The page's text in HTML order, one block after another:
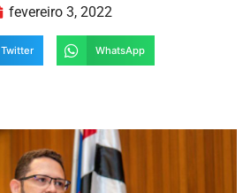
fevereiro 3, 2022
Twitter WhatsApp